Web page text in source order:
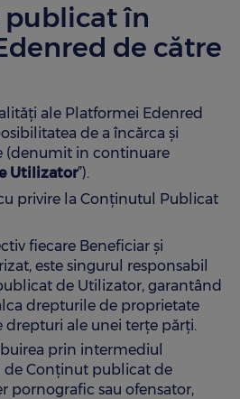
în
de către
ale Platformei Edenred
de a încărca și
(denumit in continuare
Utilizator”).
privire la Conținutul Publicat
fiecare Beneficiar și
este singurul responsabil
de Utilizator, garantând
drepturile de proprietate
drepturi ale unei terțe părți.
prin intermediul
de Conținut publicat de
pornografic sau ofensator,